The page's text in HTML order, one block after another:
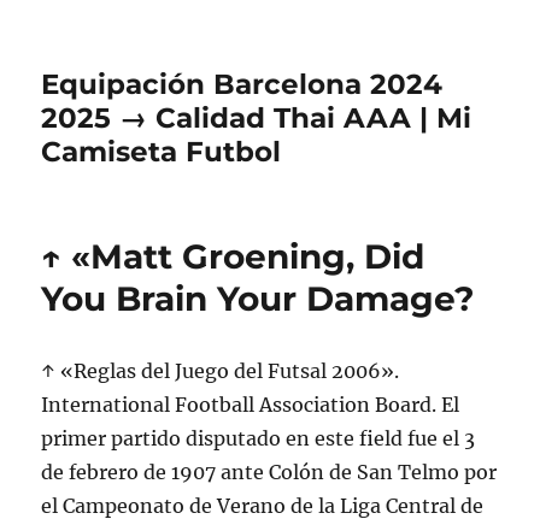
Equipación Barcelona 2024
2025 → Calidad Thai AAA | Mi
Camiseta Futbol
↑ «Matt Groening, Did
You Brain Your Damage?
↑ «Reglas del Juego del Futsal 2006».
International Football Association Board. El
primer partido disputado en este field fue el 3
de febrero de 1907 ante Colón de San Telmo por
el Campeonato de Verano de la Liga Central de